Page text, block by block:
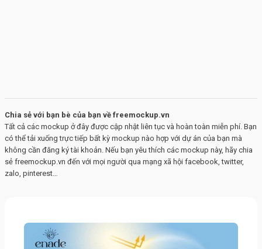
Chia sẻ với bạn bè của bạn về freemockup.vn
Tất cả các mockup ở đây được cập nhật liên tục và hoàn toàn miễn phí. Bạn
có thể tải xuống trực tiếp bất kỳ mockup nào hợp với dự án của bạn mà
không cần đăng ký tài khoản. Nếu bạn yêu thích các mockup này, hãy chia
sẻ freemockup.vn đến với mọi người qua mạng xã hội facebook, twitter,
zalo, pinterest…